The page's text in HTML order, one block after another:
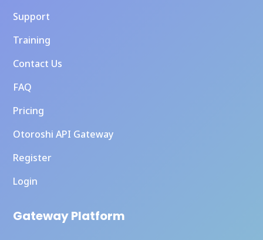
Support
Training
Contact Us
FAQ
Pricing
Otoroshi API Gateway
Register
Login
Gateway Platform